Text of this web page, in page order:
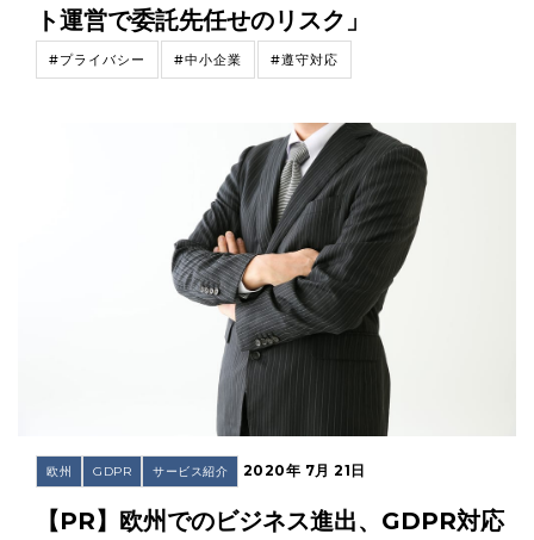
ト運営で委託先任せのリスク」
#プライバシー #中小企業 #遵守対応
欧州 GDPR サービス紹介 2020年 7月 21日
【PR】欧州でのビジネス進出、GDPR対応